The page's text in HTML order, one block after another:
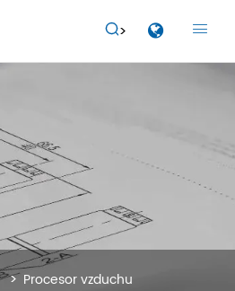
 
Procesor vzduchu